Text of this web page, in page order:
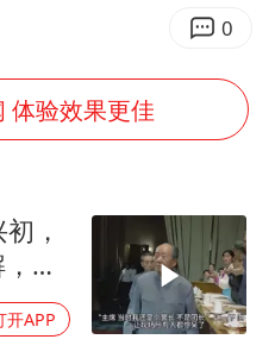
广岛核爆81周年央视播《奥本海默》
宾市高县发生4.9级地震
四休三”但要降薪1000元
盘：三大指数均涨超1%
菜之乡”最高温达41.8℃
如何把百年大党建设得更加坚强有力？
0
体验效果更佳
，
开APP